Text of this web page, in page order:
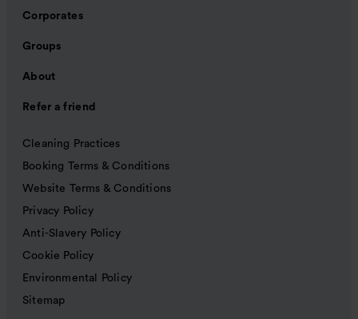
Corporates
Groups
About
Refer a friend
Cleaning Practices
Booking Terms & Conditions
Website Terms & Conditions
Privacy Policy
Anti-Slavery Policy
Cookie Policy
Environmental Policy
Sitemap